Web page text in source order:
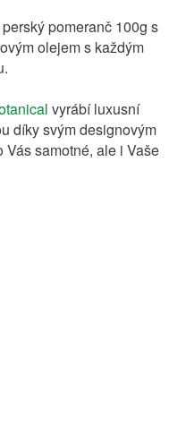
pomeranč 100g s
olejem s každým
vyrábí luxusní
díky svým designovým
samotné, ale i Vaše